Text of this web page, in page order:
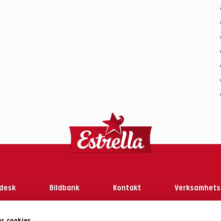
Bildbank Kontakt